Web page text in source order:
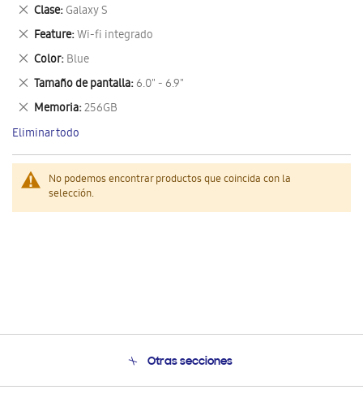
No podemos encontrar productos que coincida con la
selección.
Clase Galaxy S
Eliminar
este
artículo
Feature Wi-fi integrado
Eliminar
este
artículo
Color Blue
Eliminar
este
artículo
Tamaño de pantalla 6.0" - 6.9"
Eliminar
este
artículo
Memoria 256GB
Eliminar
este
artículo
Eliminar todo
Otras secciones